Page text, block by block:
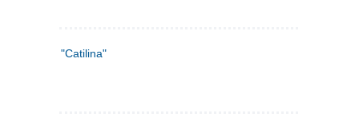
"Catilina"